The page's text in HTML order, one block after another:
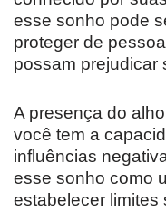
esse sonho pode
proteger de
possam prejudicar
A presença do
você tem a
influências
esse sonho como
estabelecer